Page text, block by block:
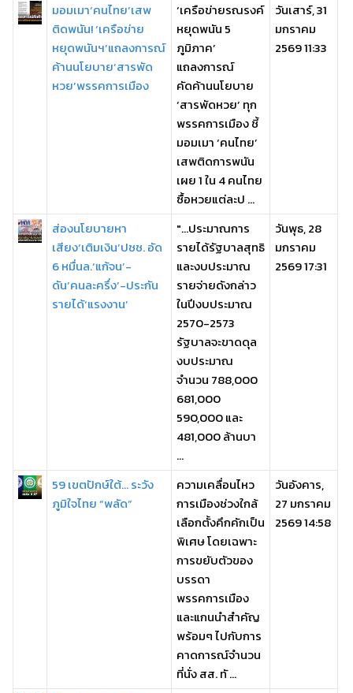
มอมเมา‘คนไทย’เสพ
ติดพนัน! ‘เครือข่าย
หยุดพนันฯ’แถลงการณ์
ค้านนโยบาย‘สารพัด
หวย’พรรคการเมือง
‘เครือข่ายรณรงค์
หยุดพนัน 5
ภูมิภาค’
แถลงการณ์
คัดค้านนโยบาย
‘สารพัดหวย’ ทุก
พรรคการเมือง ชี้
มอมเมา ‘คนไทย’
เสพติดการพนัน
เผย 1 ใน 4 คนไทย
ซื้อหวยแต่ละป ...
วันเสาร์, 31
มกราคม
2569 11:33
ส่องนโยบายหา
เสียง‘เติมเงิน’ปชช. อัด
6 หมื่นล.‘แก้จน’-
ดัน‘คนละครึ่ง’-ประกัน
รายได้‘แรงงาน’
"...ประมาณการ
รายได้รัฐบาลสุทธิ
และงบประมาณ
รายจ่ายดังกล่าว
ในปีงบประมาณ
2570-2573
รัฐบาลจะขาดดุล
งบประมาณ
จำนวน 788,000
681,000
590,000 และ
481,000 ล้านบา
...
วันพุธ, 28
มกราคม
2569 17:31
59 เขตปักษ์ใต้... ระวัง
ภูมิใจไทย “พลัด”
ความเคลื่อนไหว
การเมืองช่วงใกล้
เลือกตั้งคึกคักเป็น
พิเศษ โดยเฉพาะ
การขยับตัวของ
บรรดา
พรรคการเมือง
และแกนนำสำคัญ
พร้อมๆ ไปกับการ
คาดการณ์จำนวน
ที่นั่ง สส. ทั ...
วันอังคาร,
27 มกราคม
2569 14:58